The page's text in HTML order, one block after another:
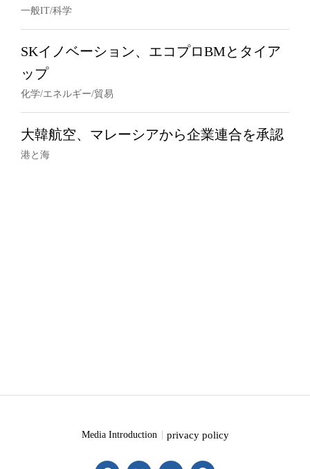
一般IT/科学
SKイノベーション、エコプロBMとタイア
ップ
化学/エネルギー/貿易
大韓航空、マレーシアから企業連合を承認
港と海
Media Introduction privacy policy